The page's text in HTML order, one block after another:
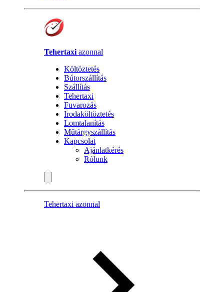
Tehertaxi azonnal
Költöztetés
Bútorszállítás
Szállítás
Tehertaxi
Fuvarozás
Irodaköltöztetés
Lomtalanítás
Műtárgyszállítás
Kapcsolat
Ajánlatkérés
Rólunk
Tehertaxi azonnal